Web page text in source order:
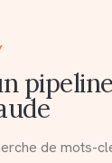
de mots-